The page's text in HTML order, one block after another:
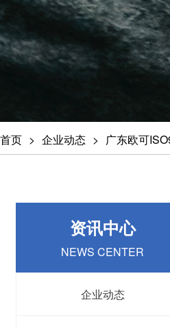
首页 企业动态 广东欧可
资讯中心
NEWS CENTER
企业动态